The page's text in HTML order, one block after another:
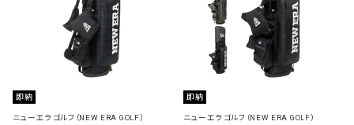
即納
ニューエラゴルフ（NEW ERA GOLF）
即納
ニューエラゴルフ（NEW ERA GOLF）